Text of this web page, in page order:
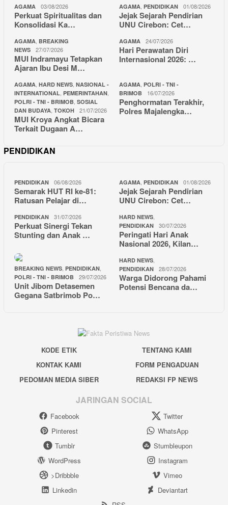
AGAMA 03/08/2026
Perkuat Spiritualitas dan
Konsolidasi Ka…
AGAMA, PENDIDIKAN 01/08/2026
Jejak Sejarah Pendirian
UNU Cirebon: Cet…
AGAMA, BREAKING
NEWS
27/07/2026
MUI Indramayu Tetapkan
Ajaran Ibu Desi M…
AGAMA 24/07/2026
Hari Perawatan Diri
Internasional 2026: …
AGAMA, HARD NEWS, NASIONAL -
INTERNATIONAL, PEMERINTAHAN,
POLRI - TNI - BRIMOB, SOSIAL
DAN BUDAYA, TOKOH 21/07/2026
MUI Kroya Angkat Bicara
Terkait Dugaan A…
AGAMA, POLRI - TNI -
BRIMOB
16/07/2026
Penghormatan Terakhir,
Polres Majalengka…
PENDIDIKAN
PENDIDIKAN 06/08/2026
Semarak HUT RI ke-81:
Ratusan Pelajar di…
AGAMA, PENDIDIKAN 01/08/2026
Jejak Sejarah Pendirian
UNU Cirebon: Cet…
PENDIDIKAN 31/07/2026
Perkuat Sinergi Tekan
Stunting dan Anak …
HARD NEWS,
PENDIDIKAN 30/07/2026
Peringati Hari Anak
Nasional 2026, Kilan…
BREAKING NEWS, PENDIDIKAN,
POLRI - TNI - BRIMOB 29/07/2026
Unit Jibom Detasemen
Gegana Satbrimob Po…
HARD NEWS,
PENDIDIKAN 28/07/2026
Warga Didorong Pahami
Potensi Bencana da…
KODE ETIK
TENTANG KAMI
KONTAK KAMI
FORM PENGADUAN
PEDOMAN MEDIA SIBER
REDAKSI FP NEWS
JARINGAN SOCIAL
Facebook
Twitter
Pinterest
WhatsApp
Tumblr
Stumbleupon
WordPress
Instagram
>Dribbble
Vimeo
Linkedin
Deviantart